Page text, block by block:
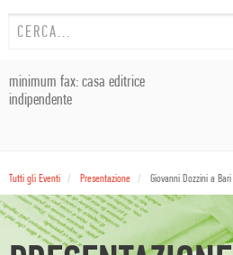
minimum fax: casa editrice
indipendente
Tutti gli Eventi Presentazione Giovanni Dozzini a Bari